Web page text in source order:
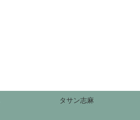
タサン志麻